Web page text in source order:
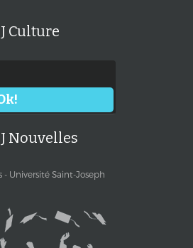
Culture
Nouvelles
- Université Saint-Joseph